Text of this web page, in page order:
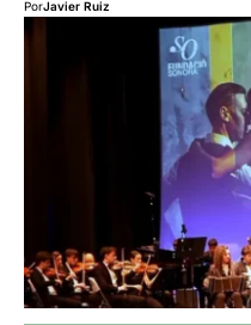
PorJavier Ruiz